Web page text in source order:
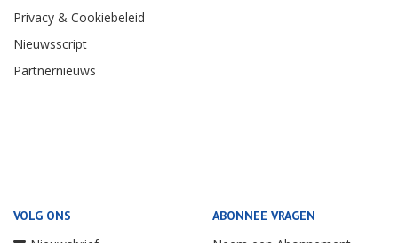
Privacy & Cookiebeleid
Nieuwsscript
Partnernieuws
VOLG ONS ABONNEE VRAGEN